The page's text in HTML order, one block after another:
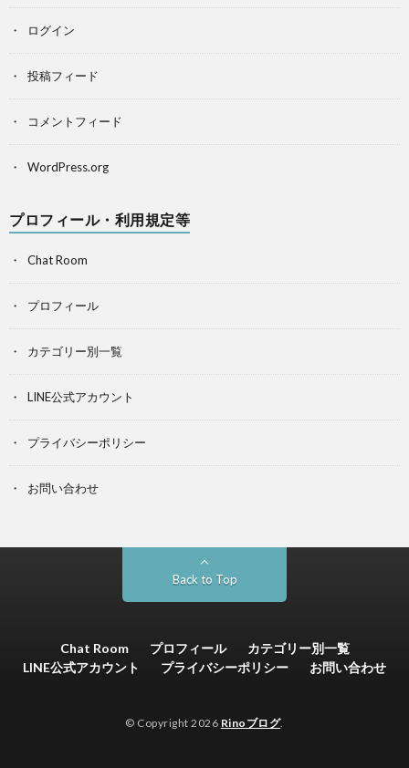
ログイン
投稿フィード
コメントフィード
WordPress.org
プロフィール・利用規定等
Chat Room
プロフィール
カテゴリー別一覧
LINE公式アカウント
プライバシーポリシー
お問い合わせ
Back to Top
Chat Room プロフィール
カテゴリー別一覧
LINE公式アカウント
プライバシーポリシー お問い合わせ
© Copyright 2026 Rinoブログ.